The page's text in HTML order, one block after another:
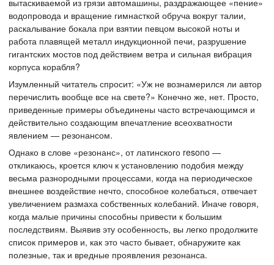
вытаскиваемой из грязи автомашины, раздражающее «пение»
водопровода и вращение гимнасткой обруча вокруг талии,
раскалывание бокала при взятии певцом высокой ноты и
работа плавящей металл индукционной печи, разрушение
гигантских мостов под действием ветра и сильная вибрация
корпуса корабля?
Изумленный читатель спросит: «Уж не вознамерился ли автор
перечислить вообще все на свете?» Конечно же, нет. Просто,
приведенные примеры объединены часто встречающимся и
действительно создающим впечатление всеохватности
явлением — резонансом.
Однако в слове «резонанс», от латинского resono —
откликаюсь, кроется ключ к установлению подобия между
весьма разнородными процессами, когда на периодическое
внешнее воздействие нечто, способное колебаться, отвечает
увеличением размаха собственных колебаний. Иначе говоря,
когда малые причины способны привести к большим
последствиям. Выявив эту особенность, вы легко продолжите
список примеров и, как это часто бывает, обнаружите как
полезные, так и вредные проявления резонанса.